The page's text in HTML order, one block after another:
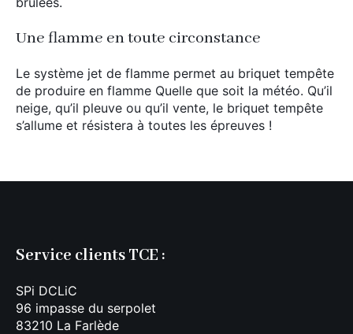
Une flamme en toute circonstance
Le système jet de flamme permet au briquet tempête
de produire en flamme Quelle que soit la météo. Qu’il
neige, qu’il pleuve ou qu’il vente, le briquet tempête
s’allume et résistera à toutes les épreuves !
Service clients TCE :
SPi DCLiC
96 impasse du serpolet
83210 La Farlède